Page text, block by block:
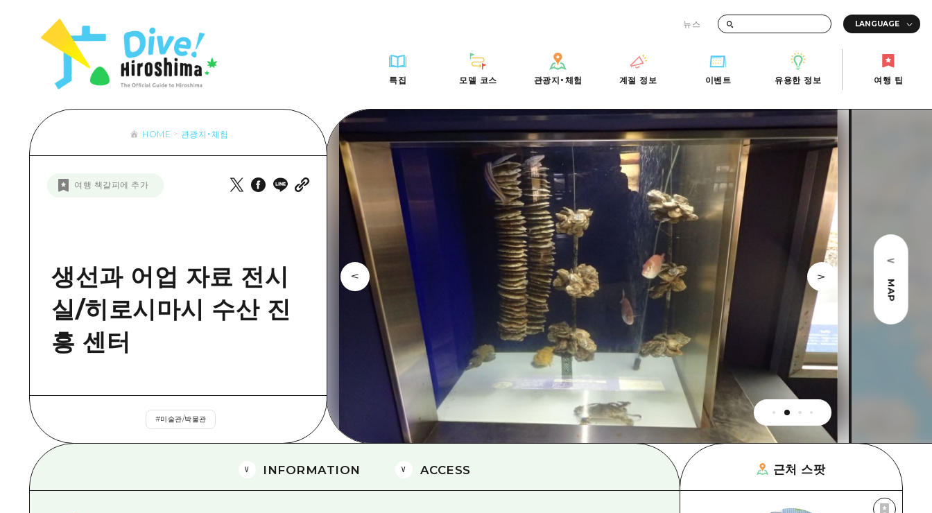
뉴스
특집
아트
사이클링
쇼핑
스포츠
나이트 라이프
세계유산
배움과 체험
기준
역사/문화
치유
모델 코스
Dive! Hiroshima 공식 가이드
Hiroshima Moshimo Travel
히로시마시 주변
아키(安芸)
빈고(備後)
비북(備北)
게이호쿠(芸北)
미야지마(宮島) 주변
야마구치(山口)현 동부
빠른 여행
당일치기
반나절
1박 2일
2박 3일
관광지・체험
목록
히로시마시 주변
아키(安芸)
빈고(備後)
비북(備北)
게이호쿠(芸北)
미야지마(宮島) 주변
야마구치(山口)현 동부
에히메(愛媛)현
시마네(島根)현
계절 정보
이벤트
유용한 정보
목록
접근
보조 트래픽 요약
시설 혼잡 상황
히로시마 OMOTENASHI 패스
수하물 보관 및 배송 서비스
HIROSHIMA FREE Wi-Fi
외국인 여행자용 거리 관광안내소
자원봉사 가이드
히로시마현내 매력을 동영상으로 소개!
자주 묻는 질문
사진 다운로드
재해가 발생했을 때의 교통 정보
관광 안내 책자
여행 팁
기준
역사/문화
Hiroshima Moshimo Travel
아키(安芸)
빈고(備後)
미야지마(宮島) 주변
야마구치(山口)현 동부
반나절
히로시마시 주변
아키(安芸)
비북(備北)
게이호쿠(芸北)
미야지마(宮島) 주변
야마구치(山口)현 동부
에히메(愛媛)현
시마네(島根)현
목록
접근
보조 트래픽 요약
외국인 여행자용 거리 관광안내소
자원봉사 가이드
재해가 발생했을 때의 교통 정보
관광 안내 책자
HOME 관광지・체험
여행 책갈피에 추가
생선과 어업 자료 전시
실/히로시마시 수산 진
흥 센터
#미술관/박물관
MAP
INFORMATION ACCESS 근처 스팟